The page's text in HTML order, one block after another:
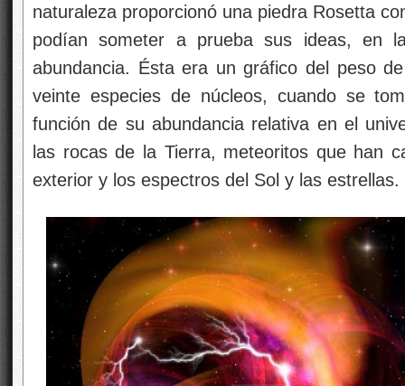
naturaleza proporcionó una piedra Rosetta
podían someter a prueba sus ideas, en
abundancia. Ésta era un gráfico del peso
veinte especies de núcleos, cuando se
función de su abundancia relativa en el
las rocas de la Tierra, meteoritos que han
exterior y los espectros del Sol y las estrellas.